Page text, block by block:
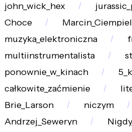
john_wick_hex
Choce
Marcin_Ciempiel
muzyka_elektroniczna
multiinstrumentalista
ponownie_w_kinach
całkowite_zaćmienie
Brie_Larson
niczym
Andrzej_Seweryn